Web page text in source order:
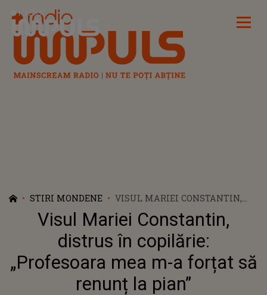
Radio Impuls
STIRI MONDENE
VISUL MARIEI CONSTANTIN,
DISTRUS ÎN COPILĂRIE:
„PROFESOARA MEA M-A FORȚAT
SĂ RENUNȚ LA PIAN”
Visul Mariei Constantin,
distrus în copilărie:
„Profesoara mea m-a forțat să
renunț la pian”